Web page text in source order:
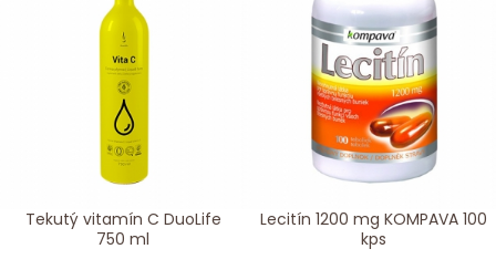
Tekutý vitamín C DuoLife
750 ml
Lecitín 1200 mg KOMPAVA 100
kps